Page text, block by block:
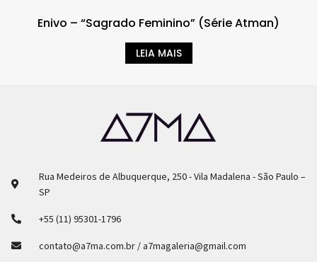
Enivo – “Sagrado Feminino” (Série Atman)
LEIA MAIS
Rua Medeiros de Albuquerque, 250 - Vila Madalena - São Paulo –
SP
+55 (11) 95301-1796
contato@a7ma.com.br / a7magaleria@gmail.com